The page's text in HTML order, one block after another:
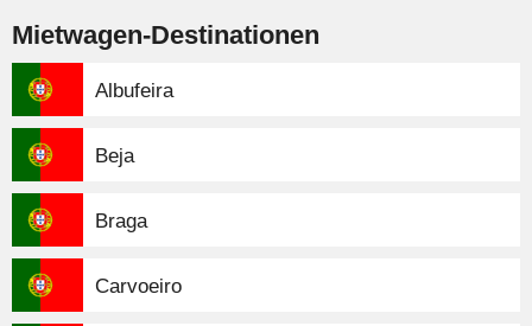
Mietwagen-Destinationen
Albufeira
Beja
Braga
Carvoeiro